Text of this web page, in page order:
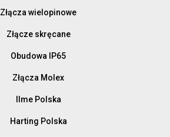
Złącza wielopinowe
Złącze skręcane
Obudowa IP65
Złącza Molex
Ilme Polska
Harting Polska